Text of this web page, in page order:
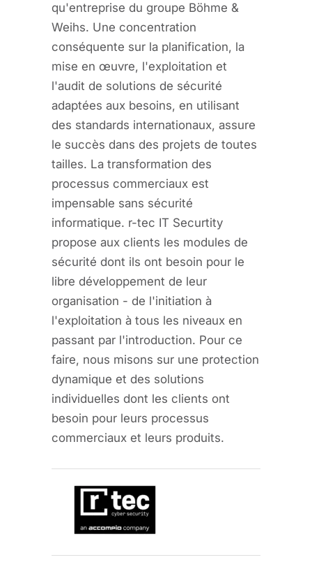
qu'entreprise du groupe Böhme &
Weihs. Une concentration
conséquente sur la planification, la
mise en œuvre, l'exploitation et
l'audit de solutions de sécurité
adaptées aux besoins, en utilisant
des standards internationaux, assure
le succès dans des projets de toutes
tailles. La transformation des
processus commerciaux est
impensable sans sécurité
informatique. r-tec IT Securtity
propose aux clients les modules de
sécurité dont ils ont besoin pour le
libre développement de leur
organisation - de l'initiation à
l'exploitation à tous les niveaux en
passant par l'introduction. Pour ce
faire, nous misons sur une protection
dynamique et des solutions
individuelles dont les clients ont
besoin pour leurs processus
commerciaux et leurs produits.